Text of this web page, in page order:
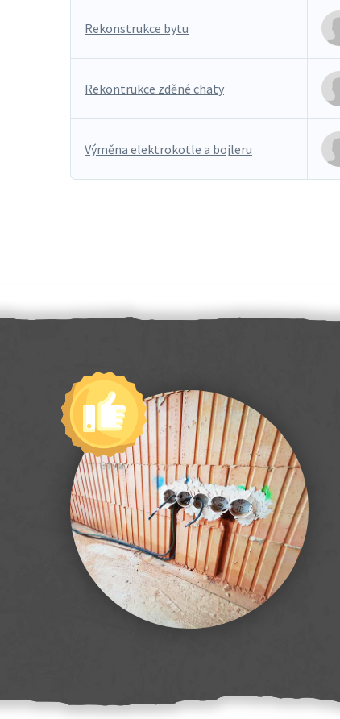
Rekonstrukce bytu
Rekontrukce zděné chaty
Výměna elektrokotle a bojleru